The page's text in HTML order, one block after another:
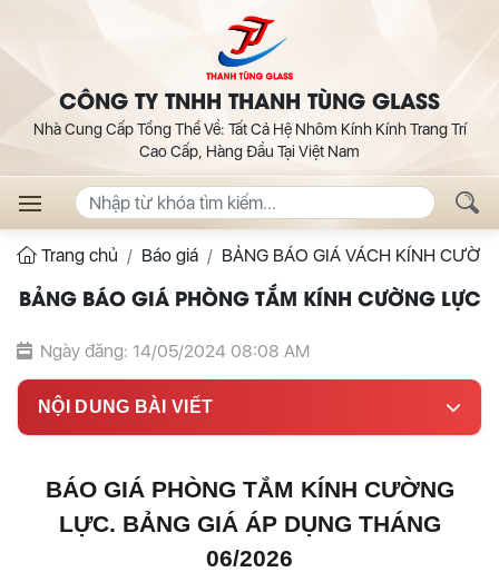
CÔNG TY TNHH THANH TÙNG GLASS
Nhà Cung Cấp Tổng Thể Về: Tất Cả Hệ Nhôm Kính Kính Trang Trí
Cao Cấp, Hàng Đầu Tại Việt Nam
Trang chủ Báo giá BẢNG BÁO GIÁ VÁCH KÍNH
BẢNG BÁO GIÁ PHÒNG TẮM KÍNH CƯỜNG LỰC
Ngày đăng: 14/05/2024 08:08 AM
NỘI DUNG BÀI VIẾT
BÁO GIÁ PHÒNG TẮM KÍNH CƯỜNG
LỰC. BẢNG GIÁ ÁP DỤNG THÁNG
06/2026